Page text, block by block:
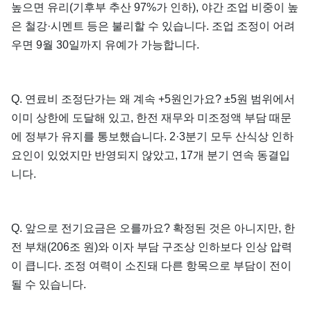
높으면 유리(기후부 추산 97%가 인하), 야간 조업 비중이 높
은 철강·시멘트 등은 불리할 수 있습니다. 조업 조정이 어려
우면 9월 30일까지 유예가 가능합니다.
Q. 연료비 조정단가는 왜 계속 +5원인가요? ±5원 범위에서
이미 상한에 도달해 있고, 한전 재무와 미조정액 부담 때문
에 정부가 유지를 통보했습니다. 2·3분기 모두 산식상 인하
요인이 있었지만 반영되지 않았고, 17개 분기 연속 동결입
니다.
Q. 앞으로 전기요금은 오를까요? 확정된 것은 아니지만, 한
전 부채(206조 원)와 이자 부담 구조상 인하보다 인상 압력
이 큽니다. 조정 여력이 소진돼 다른 항목으로 부담이 전이
될 수 있습니다.